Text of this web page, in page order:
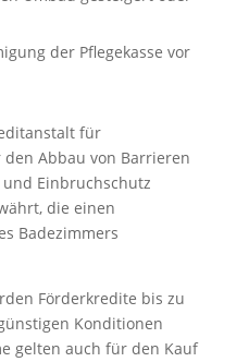
der Pflegekasse vor
für
Abbau von Barrieren
Einbruchschutz
die einen
Badezimmers
Förderkredite bis zu
Konditionen
gelten auch für den Kauf